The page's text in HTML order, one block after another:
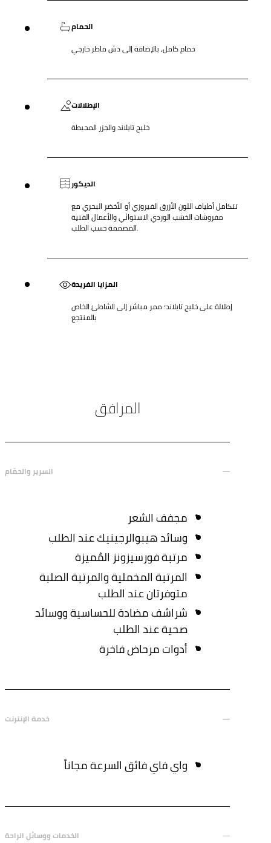
الحمام
حمام كامل، بالإضافة إلى دش ماطر خارجي
الإطلالات
خليج تايلاند والجزر المحيطة
الديكور
تتكامل أطياف اللون الأزرق الفيروزي أو الأخضر البحري مع
مفروشات الخشب الوردي الاستوائي والأعمال الفنية
المصممة حسب الطلب.
المزايا الفريدة
إطلالة على خليج تايلاند؛ ممر مباشر إلى الشاطئ الخاص
بالمنتجع
المرافق
السرير والحمّام
مجفف الشعر
وسائد هيبوالرجينيك عند الطلب
مرتبة فورسيزونز المُميزة
المرتبة المخملية والمرتبة الصلبة
متوفرتان عند الطلب
شراشف مضادة للحساسية ووسائد
صحية عند الطلب
أدوات مرحاض فاخرة
خدمة الإنترنت
واي فاي فائق السرعة مجاناً
الخدمات ووسائل الراحة